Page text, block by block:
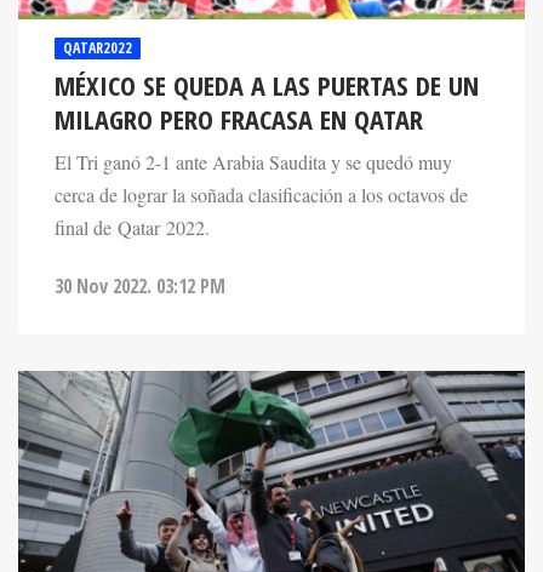
QATAR2022
MÉXICO SE QUEDA A LAS PUERTAS DE UN
MILAGRO PERO FRACASA EN QATAR
El Tri ganó 2-1 ante Arabia Saudita y se quedó muy
cerca de lograr la soñada clasificación a los octavos de
final de Qatar 2022.